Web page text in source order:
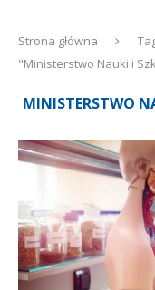
Strona główna
"Ministerstwo Nauki i
MINISTERSTWO